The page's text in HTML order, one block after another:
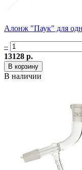
Алонж "Паук" для
–
13128 р.
В наличии